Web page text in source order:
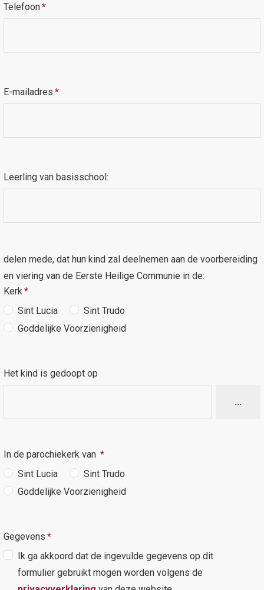
Telefoon*
E-mailadres *
Leerling van basisschool:
delen mede, dat hun kind zal deelnemen aan de voorbereiding
en viering van de Eerste Heilige Communie in de:
Kerk *
Sint Lucia
Sint Trudo
Goddelijke Voorzienigheid
Het kind is gedoopt op
...
In de parochiekerk van *
Sint Lucia
Sint Trudo
Goddelijke Voorzienigheid
Gegevens *
Ik ga akkoord dat de ingevulde gegevens op dit
formulier gebruikt mogen worden volgens de